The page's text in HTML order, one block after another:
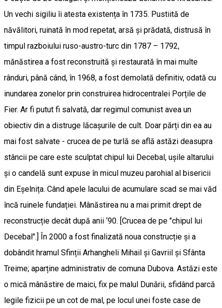
Un vechi sigiliu îi atesta existența în 1735. Pustiită de
năvălitori, ruinată în mod repetat, arsă și prădată, distrusă în
timpul razboiului ruso-austro-turc din 1787 – 1792,
mănăstirea a fost reconstruită și restaurată în mai multe
rânduri, până când, în 1968, a fost demolată definitiv, odată cu
inundarea zonelor prin construirea hidrocentralei Porțile de
Fier. Ar fi putut fi salvată, dar regimul comunist avea un
obiectiv din a distruge lăcașurile de cult. Doar părți din ea au
mai fost salvate - crucea de pe turlă se află astăzi deasupra
stâncii pe care este sculptat chipul lui Decebal, ușile altarului
și o candelă sunt expuse în micul muzeu parohial al bisericii
din Eșelnița. Când apele lacului de acumulare scad se mai văd
încă ruinele fundației. Mânăstirea nu a mai primit drept de
reconstrucție decât după anii ‘90. [Crucea de pe "chipul lui
Decebal".] În 2000 a fost finalizată noua construcție și a
dobândit hramul Sfinții Arhangheli Mihail și Gavriil și Sfânta
Treime; aparține administrativ de comuna Dubova. Astăzi este
o mică mânăstire de maici, fix pe malul Dunării, sfidând parcă
legile fizicii pe un cot de mal, pe locul unei foste case de